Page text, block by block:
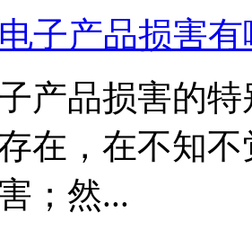
子产品损害
产品损害的
在，在不知
；然...